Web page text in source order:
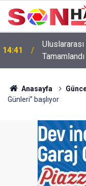
14:41
Tamamlandı
Anasayfa
Günleri” başlıyor